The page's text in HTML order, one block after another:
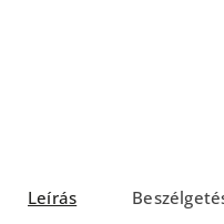
Leírás